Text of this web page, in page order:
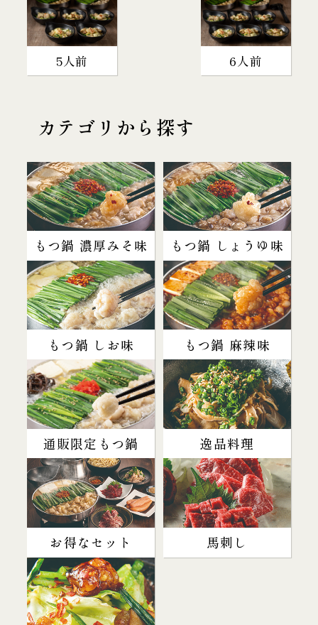
5人前 6人前
カテゴリから探す
もつ鍋 濃厚みそ味 もつ鍋 しょうゆ味
もつ鍋 しお味 もつ鍋 麻辣味
通販限定もつ鍋 逸品料理
お得なセット 馬刺し